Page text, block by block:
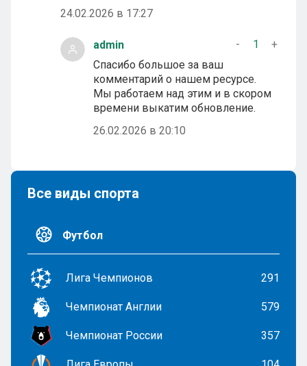
24.02.2026 в 17:27
admin - 1
+
Спасибо большое за ваш
комментарий о нашем ресурсе.
Мы работаем над этим и в скором
времени выкатим обновление.
26.02.2026 в 20:10
Все виды спорта
Футбол
Лига Чемпионов 291
Чемпионат Англии 579
Чемпионат России 357